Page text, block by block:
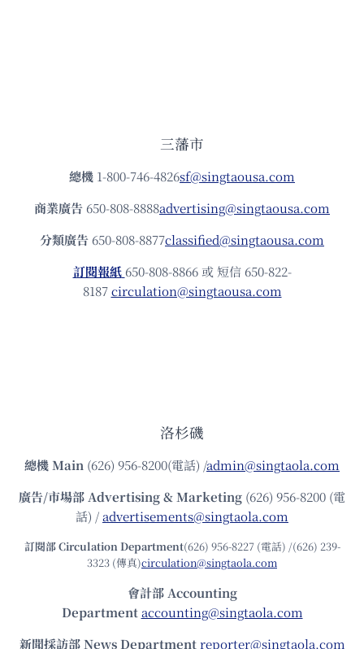
三藩市
總機 1-800-746-4826sf@singtaousa.com
商業廣告 650-808-8888advertising@singtaousa.com
分類廣告 650-808-8877classified@singtaousa.com
訂閱報紙 650-808-8866 或 短信 650-822-
8187circulation@singtaousa.com
洛杉磯
總機Main (626) 956-8200(電話) /admin@singtaola.com
廣告/市場部Advertising & Marketing (626) 956-8200 (電
話) /advertisements@singtaola.com
訂閱部 Circulation Department(626) 956-8227 (電話) /(626) 239-
3323 (傳真)circulation@singtaola.com
會計部 Accounting
Department accounting@singtaola.com
新聞採訪部 News Department reporter@singtaola.com